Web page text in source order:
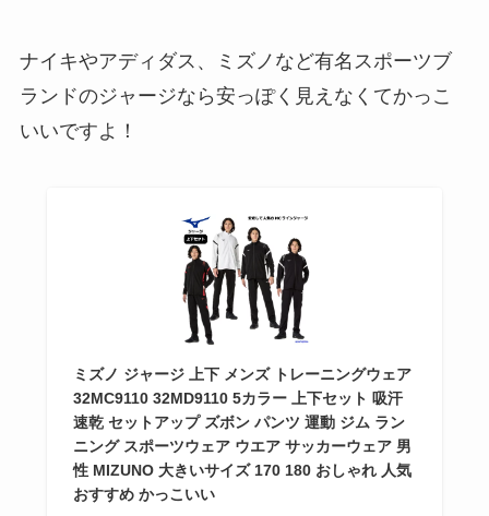
ナイキやアディダス、ミズノなど有名スポーツブ
ランドのジャージなら安っぽく見えなくてかっこ
いいですよ！
ミズノ ジャージ 上下 メンズ トレーニングウェア
32MC9110 32MD9110 5カラー 上下セット 吸汗
速乾 セットアップ ズボン パンツ 運動 ジム ラン
ニング スポーツウェア ウエア サッカーウェア 男
性 MIZUNO 大きいサイズ 170 180 おしゃれ 人気
おすすめ かっこいい